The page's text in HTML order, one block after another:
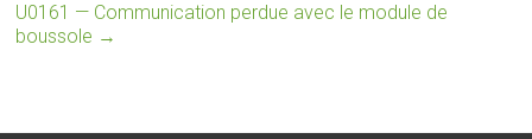
U0161 — Communication perdue avec le module de
boussole →